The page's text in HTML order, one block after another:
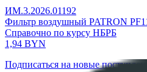
ИМ.3.2026.01192
Фильтр воздушный PATRON
Справочно по курсу НБРБ
1,94 BYN
Подписаться на новые